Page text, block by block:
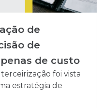
de
de
de custo
foi vista
estratégia de